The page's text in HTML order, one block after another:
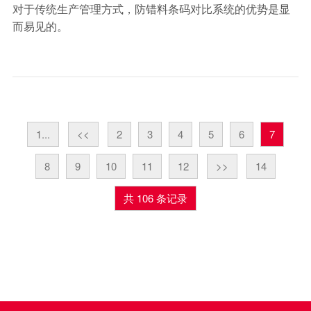
对于传统生产管理方式，防错料条码对比系统的优势是显
而易见的。
1... << 2 3 4 5 6 7
8 9 10 11 12 >> 14
共 106 条记录